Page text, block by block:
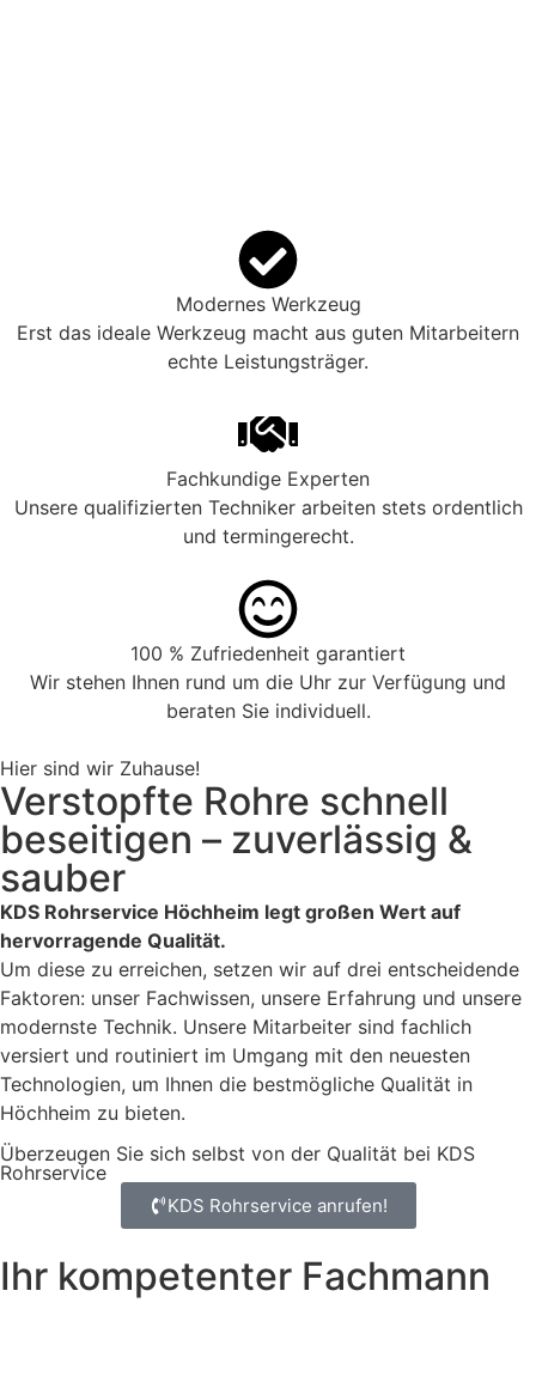
Modernes Werkzeug
Erst das ideale Werkzeug macht aus guten Mitarbeitern
echte Leistungsträger.
Fachkundige Experten
Unsere qualifizierten Techniker arbeiten stets ordentlich
und termingerecht.
100 % Zufriedenheit garantiert
Wir stehen Ihnen rund um die Uhr zur Verfügung und
beraten Sie individuell.
Hier sind wir Zuhause!
Verstopfte Rohre schnell
beseitigen – zuverlässig &
sauber
KDS Rohrservice Höchheim legt großen Wert auf
hervorragende Qualität.
Um diese zu erreichen, setzen wir auf drei entscheidende
Faktoren: unser Fachwissen, unsere Erfahrung und unsere
modernste Technik. Unsere Mitarbeiter sind fachlich
versiert und routiniert im Umgang mit den neuesten
Technologien, um Ihnen die bestmögliche Qualität in
Höchheim zu bieten.
Überzeugen Sie sich selbst von der Qualität bei KDS
Rohrservice
KDS Rohrservice anrufen!
Ihr kompetenter Fachmann